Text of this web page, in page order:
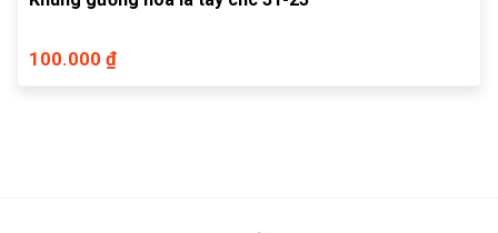
100.000 ₫